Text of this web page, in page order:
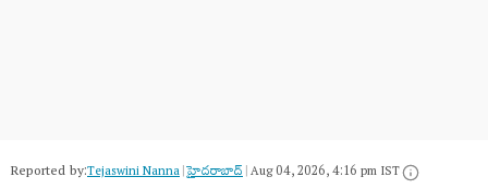
Reported by:Tejaswini Nanna|హైదరాబాద్​|Aug 04, 2026, 4:16 pm IST